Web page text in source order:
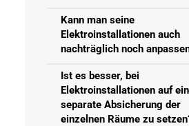
Kann man seine
Elektroinstallationen auch
nachträglich noch
Ist es besser, bei
Elektroinstallationen auf
separate Absicherung der
einzelnen Räume zu